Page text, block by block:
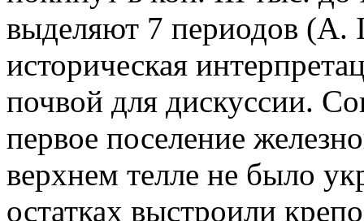
выделяют 7 периодов (А.
историческая
почвой для дискуссии.
первое поселение
верхнем телле не было
остатках выстроили